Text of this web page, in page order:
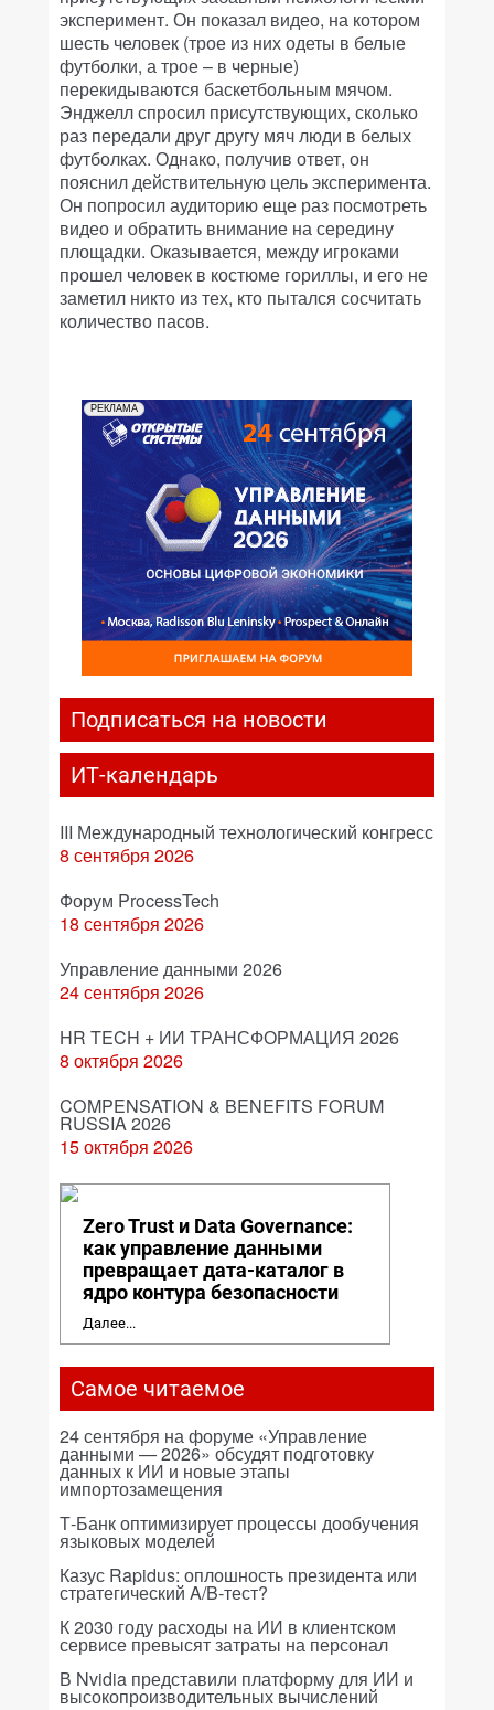
эксперимент. Он показал видео, на котором
шесть человек (трое из них одеты в белые
футболки, а трое – в черные)
перекидываются баскетбольным мячом.
Энджелл спросил присутствующих, сколько
раз передали друг другу мяч люди в белых
футболках. Однако, получив ответ, он
пояснил действительную цель эксперимента.
Он попросил аудиторию еще раз посмотреть
видео и обратить внимание на середину
площадки. Оказывается, между игроками
прошел человек в костюме гориллы, и его не
заметил никто из тех, кто пытался сосчитать
количество пасов.
РЕКЛАМА
Подписаться на новости
ИТ-календарь
III Международный технологический конгресс
8 сентября 2026
Форум ProcessTech
18 сентября 2026
Управление данными 2026
24 сентября 2026
HR TECH + ИИ ТРАНСФОРМАЦИЯ 2026
8 октября 2026
COMPENSATION & BENEFITS FORUM
RUSSIA 2026
15 октября 2026
Zero Trust и Data Governance:
как управление данными
превращает дата-каталог в
ядро контура безопасности
Далее...
Самое читаемое
24 сентября на форуме «Управление
данными — 2026» обсудят подготовку
данных к ИИ и новые этапы
импортозамещения
Т-Банк оптимизирует процессы дообучения
языковых моделей
Казус Rapidus: оплошность президента или
стратегический A/B-тест?
К 2030 году расходы на ИИ в клиентском
сервисе превысят затраты на персонал
В Nvidia представили платформу для ИИ и
высокопроизводительных вычислений